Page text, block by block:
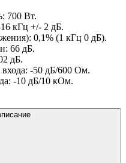
700 Вт.
кГц +/- 2 дБ.
0,1% (1 кГц 0 дБ).
66 дБ.
дБ.
-50 дБ/600 Ом.
-10 дБ/10 кОм.